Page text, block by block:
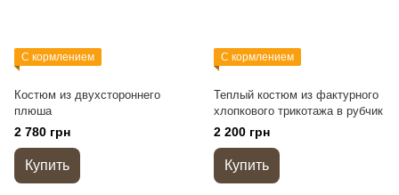
С кормлением
Костюм из двухстороннего
плюша
2 780 грн
Купить
С кормлением
Теплый костюм из фактурного
хлопкового трикотажа в рубчик
2 200 грн
Купить